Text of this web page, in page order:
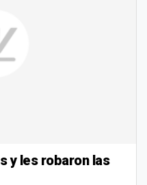
y les robaron las